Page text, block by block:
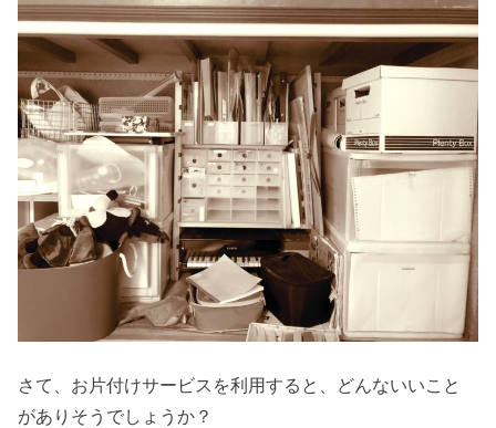
さて、お片付けサービスを利用すると、どんないいこと
がありそうでしょうか？